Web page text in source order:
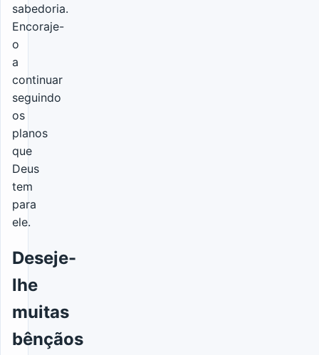
sabedoria.
Encoraje-
o
a
continuar
seguindo
os
planos
que
Deus
tem
para
ele.
Deseje-
lhe
muitas
bênçãos